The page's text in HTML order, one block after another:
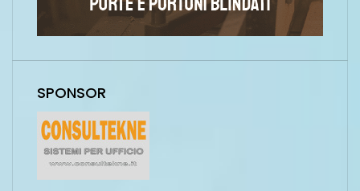
SPONSOR